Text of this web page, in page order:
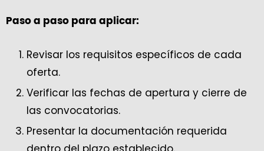
Paso a paso para aplicar:
Revisar los requisitos específicos de cada
oferta.
Verificar las fechas de apertura y cierre de
las convocatorias.
Presentar la documentación requerida